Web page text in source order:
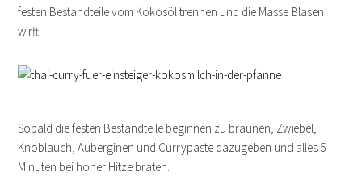
festen Bestandteile vom Kokosöl trennen und die Masse Blasen
wirft.
Sobald die festen Bestandteile beginnen zu bräunen, Zwiebel,
Knoblauch, Auberginen und Currypaste dazugeben und alles 5
Minuten bei hoher Hitze braten.